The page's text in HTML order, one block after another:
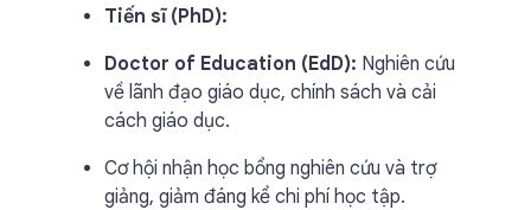
Tiến sĩ (PhD):
Doctor of Education (EdD): Nghiên cứu
về lãnh đạo giáo dục, chính sách và cải
cách giáo dục.
Cơ hội nhận học bổng nghiên cứu và trợ
giảng, giảm đáng kể chi phí học tập.